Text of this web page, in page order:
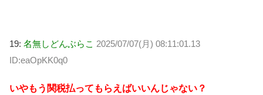
19: 名無しどんぶらこ 2025/07/07(月) 08:11:01.13
ID:eaOpKK0q0
いやもう関税払ってもらえばいいんじゃない？